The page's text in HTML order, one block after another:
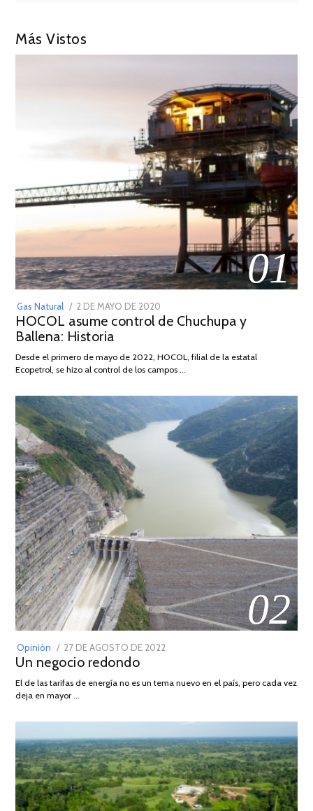
Más Vistos
01
Gas Natural
POSTED
ON
2 DE MAYO DE 2020
DE
2026
HOCOL asume control de Chuchupa y
Ballena: Historia
Desde el primero de mayo de 2022, HOCOL, filial de la estatal
Ecopetrol, se hizo al control de los campos …
02
Opinión
POSTED
ON
27 DE AGOSTO DE 2022
DE
Un negocio redondo
El de las tarifas de energía no es un tema nuevo en el país, pero cada vez
deja en mayor …